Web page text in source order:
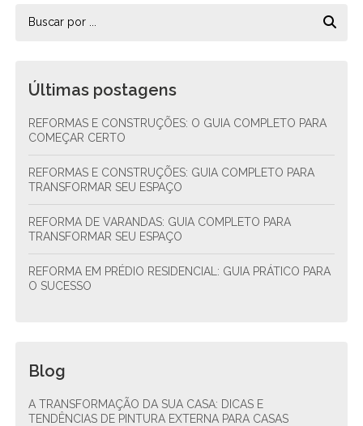
Últimas postagens
REFORMAS E CONSTRUÇÕES: O GUIA COMPLETO PARA
COMEÇAR CERTO
REFORMAS E CONSTRUÇÕES: GUIA COMPLETO PARA
TRANSFORMAR SEU ESPAÇO
REFORMA DE VARANDAS: GUIA COMPLETO PARA
TRANSFORMAR SEU ESPAÇO
REFORMA EM PRÉDIO RESIDENCIAL: GUIA PRÁTICO PARA
O SUCESSO
Blog
A TRANSFORMAÇÃO DA SUA CASA: DICAS E
TENDÊNCIAS DE PINTURA EXTERNA PARA CASAS